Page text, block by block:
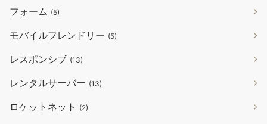
フォーム (5)
モバイルフレンドリー (5)
レスポンシブ (13)
レンタルサーバー (13)
ロケットネット (2)